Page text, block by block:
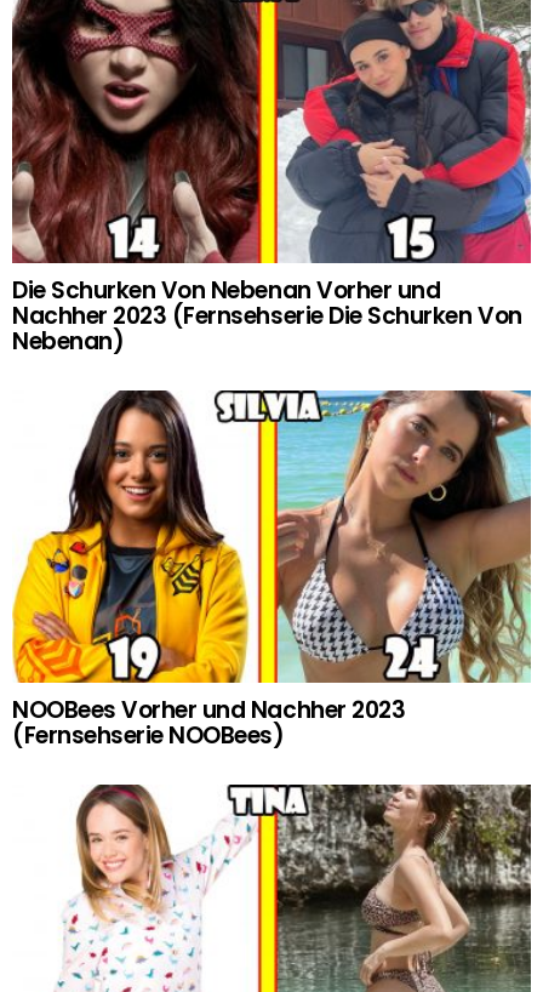
Die Schurken Von Nebenan Vorher und
Nachher 2023 (Fernsehserie Die Schurken Von
Nebenan)
NOOBees Vorher und Nachher 2023
(Fernsehserie NOOBees)